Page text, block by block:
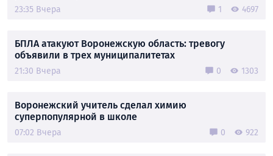
23:35 Вчера 1 4697
БПЛА атакуют Воронежскую область: тревогу
объявили в трех муниципалитетах
21:30 Вчера 0 1303
Воронежский учитель сделал химию
суперпопулярной в школе
07:02 Вчера 0 922